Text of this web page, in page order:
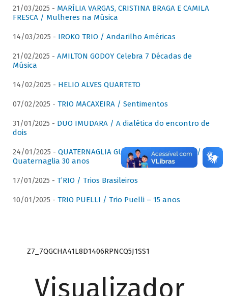
21/03/2025 - MARÍLIA VARGAS, CRISTINA BRAGA E CAMILA
FRESCA / Mulheres na Música
14/03/2025 - IROKO TRIO / Andarilho Américas
21/02/2025 - AMILTON GODOY Celebra 7 Décadas de
Música
14/02/2025 - HELIO ALVES QUARTETO
07/02/2025 - TRIO MACAXEIRA / Sentimentos
31/01/2025 - DUO IMUDARA / A dialética do encontro de
dois
24/01/2025 - QUATERNAGLIA GUITAR QUARTET (QGQ) /
Quaternaglia 30 anos
17/01/2025 - T’RIO / Trios Brasileiros
10/01/2025 - TRIO PUELLI / Trio Puelli – 15 anos
Z7_7QGCHA41L8D1406RPNCQ5J1SS1
Visualizador